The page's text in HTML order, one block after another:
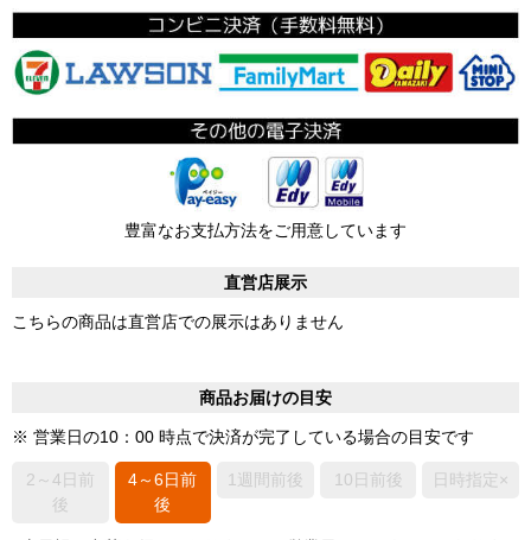
豊富なお支払方法をご用意しています
直営店展示
こちらの商品は直営店での展示はありません
商品お届けの目安
※ 営業日の10：00 時点で決済が完了している場合の目安です
2～4日前
後
4～6日前
後
1週間前後 10日前後 日時指定×